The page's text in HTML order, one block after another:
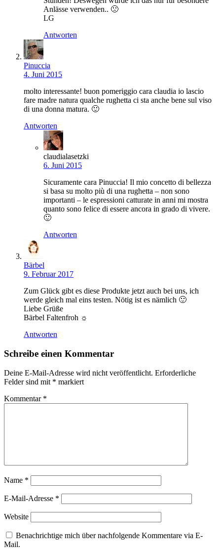
Anlässe verwenden.. 🙁
LG
Antworten
Pinuccia
4. Juni 2015
molto interessante! buon pomeriggio cara claudia io lascio
fare madre natura qualche rughetta ci sta anche bene sul viso
di una donna matura. 🙂
Antworten
claudialasetzki
6. Juni 2015
Sicuramente cara Pinuccia! Il mio concetto di bellezza
si basa su molto più di una rughetta – non sono
importanti – le espressioni catturate in anni mi mostra
quanto sono felice di essere ancora in grado di vivere.
🙂
Antworten
Bärbel
9. Februar 2017
Zum Glück gibt es diese Produkte jetzt auch bei uns, ich
werde gleich mal eins testen. Nötig ist es nämlich 🙂
Liebe Grüße
Bärbel Faltenfroh ☼
Antworten
Schreibe einen Kommentar
Deine E-Mail-Adresse wird nicht veröffentlicht. Erforderliche
Felder sind mit * markiert
Kommentar *
Name *
E-Mail-Adresse *
Website
Benachrichtige mich über nachfolgende Kommentare via E-
Mail.